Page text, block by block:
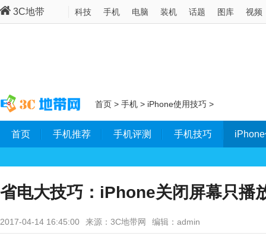
3C地带 科技 手机 电脑 装机 话题 图库 视频
首页 > 手机 > iPhone使用技巧 >
首页 手机推荐 手机评测 手机技巧
省电大技巧：iPhone关闭屏幕只播
2017-04-14 16:45:00 来源：3C地带网 编辑：admin